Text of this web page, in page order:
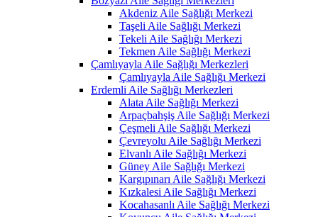
Akdeniz Aile Sağlığı Merkezi
Taşeli Aile Sağlığı Merkezi
Tekeli Aile Sağlığı Merkezi
Tekmen Aile Sağlığı Merkezi
Çamlıyayla Aile Sağlığı Merkezleri
Çamlıyayla Aile Sağlığı Merkezi
Erdemli Aile Sağlığı Merkezleri
Alata Aile Sağlığı Merkezi
Arpaçbahşiş Aile Sağlığı Merkezi
Çeşmeli Aile Sağlığı Merkezi
Çevreyolu Aile Sağlığı Merkezi
Elvanlı Aile Sağlığı Merkezi
Güney Aile Sağlığı Merkezi
Kargıpınarı Aile Sağlığı Merkezi
Kızkalesi Aile Sağlığı Merkezi
Kocahasanlı Aile Sağlığı Merkezi